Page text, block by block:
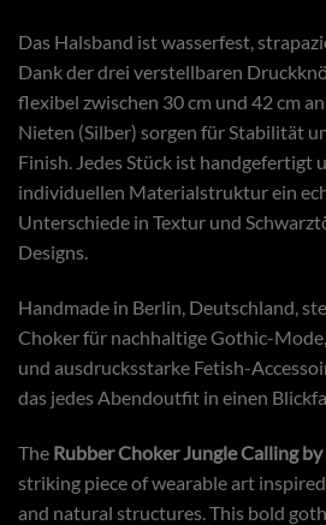
Das Halsband ist wasserfest,
Dank der drei verstellbaren
flexibel zwischen 30 cm und 42 cm
Nieten (Silber) sorgen für Stabilität
Finish. Jedes Stück ist handgefertigt
individuellen Materialstruktur ein
Unterschiede in Textur und
Designs.
Handmade in Berlin, Deutschland,
Choker für nachhaltige Gothic-
und ausdrucksstarke Fetish-
das jedes Abendoutfit in einen
The Rubber Choker Jungle Calling
striking piece of wearable art
and natural structures. This bold